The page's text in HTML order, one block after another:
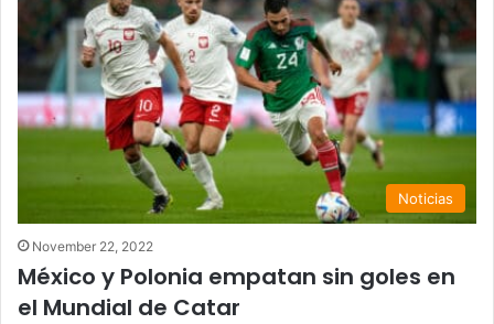
Noticias
November 22, 2022
México y Polonia empatan sin goles en
el Mundial de Catar